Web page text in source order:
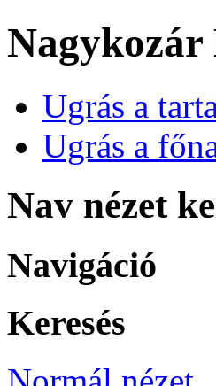
Nagykozár
Ugrás a
Ugrás a
Nav nézet
Navigáció
Keresés